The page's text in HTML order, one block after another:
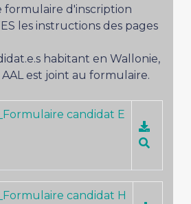
formulaire d'inscription
les instructions des pages
habitant en Wallonie,
est joint au formulaire.
candidat E
candidat H